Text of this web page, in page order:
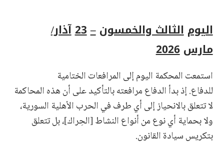
اليوم الثالث والخمسون –
23آذار/
مارس 2026
استمعت المحكمة اليوم إلى المرافعات الختامية
للدفاع. إذ بدأ الدفاع مرافعته بالتأكيد على أن هذه المحاكمة
لا تتعلق بالانحياز إلى أي طرف في الحرب الأهلية السورية،
ولا بحماية أي نوع من أنواع النشاط [الحِراك]، بل تتعلق
بتكريس سيادة القانون.